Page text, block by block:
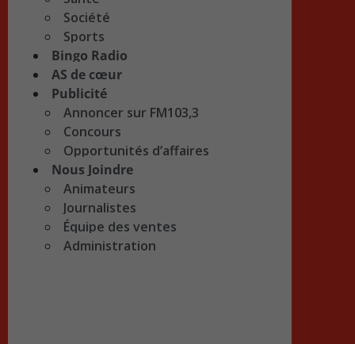
Société
Sports
Bingo Radio
AS de cœur
Publicité
Annoncer sur FM103,3
Concours
Opportunités d’affaires
Nous Joindre
Animateurs
Journalistes
Équipe des ventes
Administration